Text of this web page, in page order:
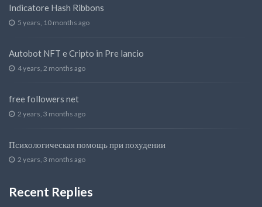
Indicatore Hash Ribbons
5 years, 10 months ago
Autobot NFT e Cripto in Pre lancio
4 years, 2 months ago
free followers net
2 years, 3 months ago
Психологическая помощь при похудении
2 years, 3 months ago
Recent Replies